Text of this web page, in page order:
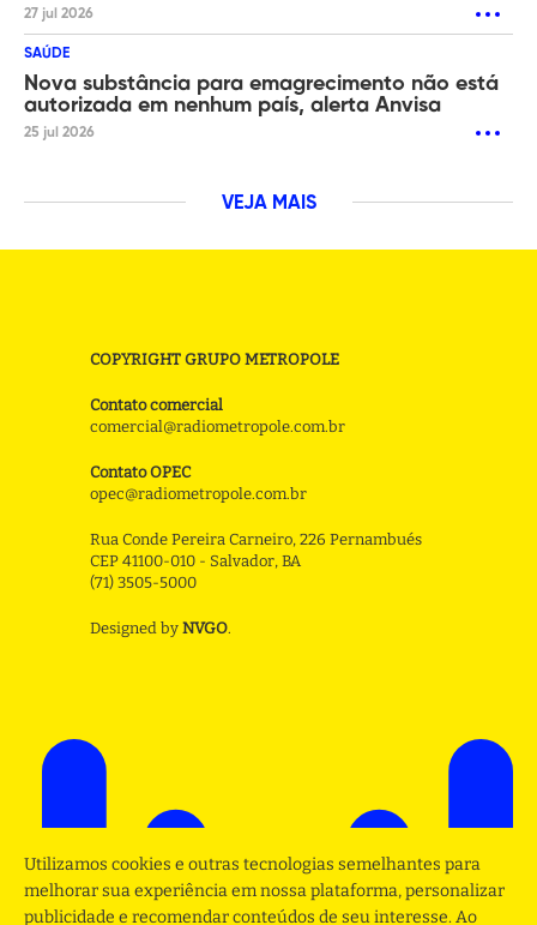
27 jul 2026
SAÚDE
Nova substância para emagrecimento não está
autorizada em nenhum país, alerta Anvisa
25 jul 2026
VEJA MAIS
COPYRIGHT GRUPO METROPOLE
Contato comercial
comercial@radiometropole.com.br
Contato OPEC
opec@radiometropole.com.br
Rua Conde Pereira Carneiro, 226 Pernambués
CEP 41100-010 - Salvador, BA
(71) 3505-5000
Designed by NVGO.
Utilizamos cookies e outras tecnologias semelhantes para
melhorar sua experiência em nossa plataforma, personalizar
publicidade e recomendar conteúdos de seu interesse. Ao